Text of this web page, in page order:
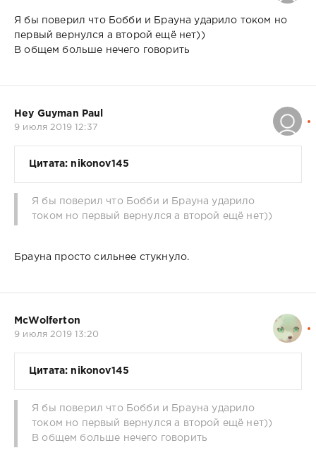
Я бы поверил что Бобби и Брауна ударило током но
первый вернулся а второй ещё нет))
В общем больше нечего говорить
Hey Guyman Paul
9 июля 2019 12:37
Цитата: nikonov145
Я бы поверил что Бобби и Брауна ударило
током но первый вернулся а второй ещё нет))
Брауна просто сильнее стукнуло.
McWolferton
9 июля 2019 13:20
Цитата: nikonov145
Я бы поверил что Бобби и Брауна ударило
током но первый вернулся а второй ещё нет))
В общем больше нечего говорить